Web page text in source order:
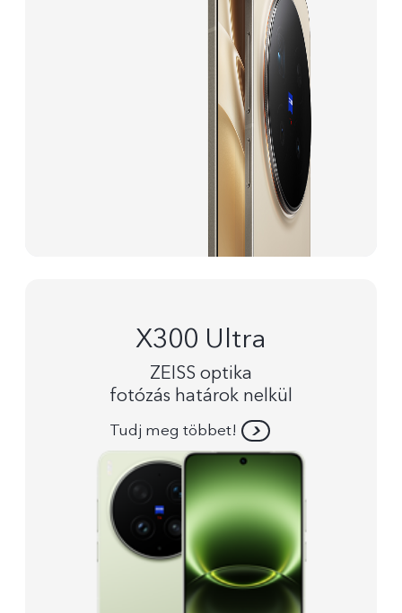
X300 Ultra
ZEISS optika
fotózás határok nelkül
Tudj meg többet!